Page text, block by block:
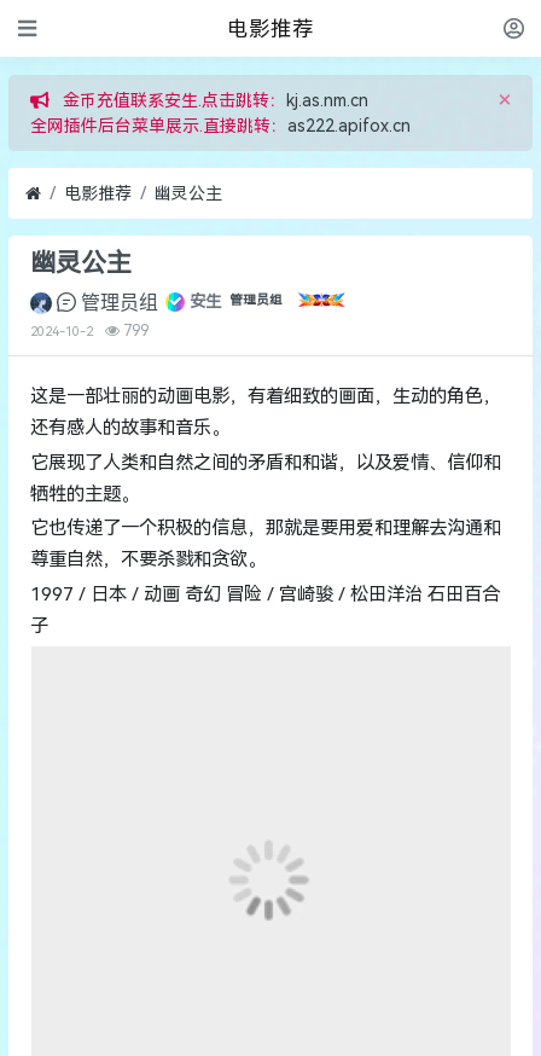
电影推荐
金币充值联系安生.点击跳转：
kj.as.nm.cn
全网插件后台菜单展示.直接跳转： as222.apifox.cn
×
电影推荐 幽灵公主
幽灵公主
管理员组 安生 管理员组
2024-10-2 799
这是一部壮丽的动画电影，有着细致的画面，生动的角色，
还有感人的故事和音乐。
它展现了人类和自然之间的矛盾和和谐，以及爱情、信仰和
牺牲的主题。
它也传递了一个积极的信息，那就是要用爱和理解去沟通和
尊重自然，不要杀戮和贪欲。
1997 / 日本 / 动画 奇幻 冒险 / 宫崎骏 / 松田洋治 石田百合
子